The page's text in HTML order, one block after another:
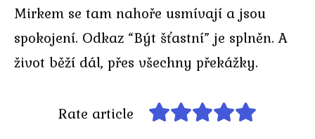
Mirkem se tam nahoře usmívají a jsou
spokojení. Odkaz “Být šťastní” je splněn. A
život běží dál, přes všechny překážky.
Rate article